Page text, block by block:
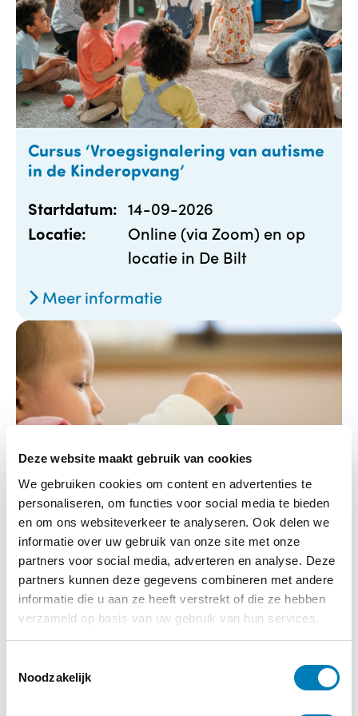
Deze website maakt gebruik van cookies
We gebruiken cookies om content en advertenties te
personaliseren, om functies voor social media te bieden
en om ons websiteverkeer te analyseren. Ook delen we
informatie over uw gebruik van onze site met onze
partners voor social media, adverteren en analyse. Deze
partners kunnen deze gegevens combineren met andere
informatie die u aan ze heeft verstrekt of die ze hebben
verzameld op basis van uw gebruik van hun services.
Noodzakelijk
Cursus ‘Vroegsignalering van autisme
in de Kinderopvang’
Startdatum: 14-09-2026
Locatie:
Online (via Zoom) en op
locatie in De Bilt
Meer informatie
Webinar ‘BEER – als de ontwikkeling
van een kind niet vanzelf gaat’
Startdatum: 14-09-2026
Online, via Zoom webinars
Meer informatie